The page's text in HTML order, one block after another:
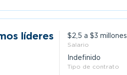
líderes
$2,5 a $3 millones
Salario
Indefinido
Tipo de contrato